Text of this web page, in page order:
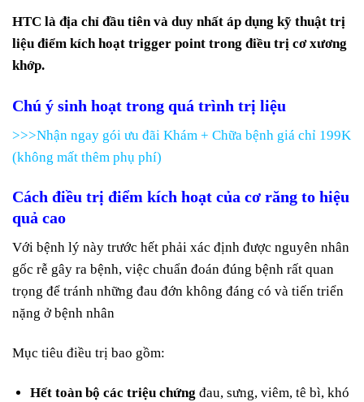
HTC là địa chỉ đầu tiên và duy nhất áp dụng kỹ thuật trị
liệu điểm kích hoạt trigger point trong điều trị cơ xương
khớp.
Chú ý sinh hoạt trong quá trình trị liệu
>>>Nhận ngay gói ưu đãi Khám + Chữa bệnh giá chỉ 199K
(không mất thêm phụ phí)
Cách điều trị điểm kích hoạt của cơ răng to hiệu
quả cao
Với bệnh lý này trước hết phải xác định được nguyên nhân
gốc rễ gây ra bệnh, việc chuẩn đoán đúng bệnh rất quan
trọng để tránh những đau đớn không đáng có và tiến triển
nặng ở bệnh nhân
Mục tiêu điều trị bao gồm:
Hết toàn bộ các triệu chứng đau, sưng, viêm, tê bì, khó